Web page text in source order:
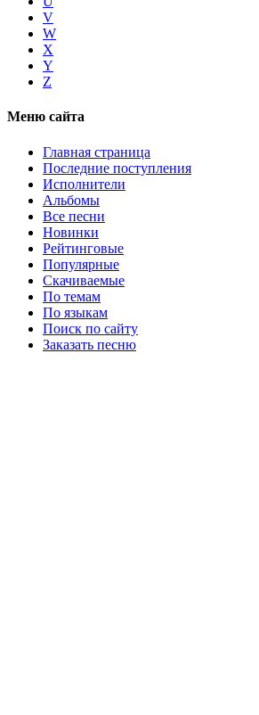
V
W
X
Y
Z
Меню сайта
Главная страница
Последние поступления
Исполнители
Альбомы
Все песни
Новинки
Рейтинговые
Популярные
Скачиваемые
По темам
По языкам
Поиск по сайту
Заказать песню